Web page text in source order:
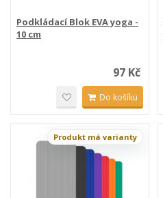
Podkládací Blok EVA yoga -
10 cm
97 Kč
Do košíku
Produkt má varianty